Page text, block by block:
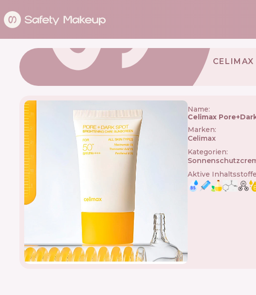
Name:
Celimax
Marken:
Celimax
Kategorien:
Aktive Inhaltsstoffe